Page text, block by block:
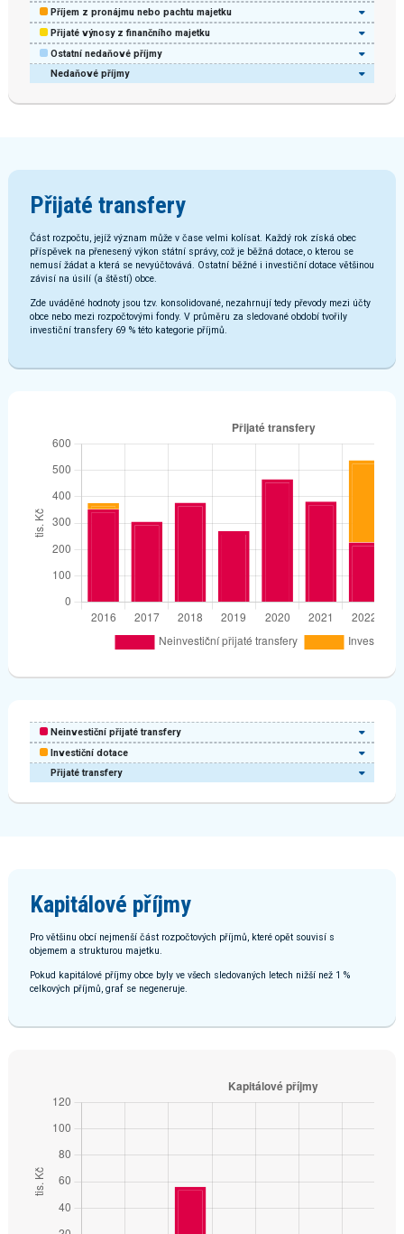
Nedaňové příjmy
Příjem z pronájmu nebo pachtu majetku
Přijaté výnosy z finančního majetku
Ostatní nedaňové příjmy
Přijaté transfery
Část rozpočtu, jejíž význam může v čase velmi kolísat. Každý rok získá obec
příspěvek na přenesený výkon státní správy, což je běžná dotace, o kterou se
nemusí žádat a která se nevyúčtovává. Ostatní běžné i investiční dotace většinou
závisí na úsilí (a štěstí) obce.
Zde uváděné hodnoty jsou tzv. konsolidované, nezahrnují tedy převody mezi účty
obce nebo mezi rozpočtovými fondy. V průměru za sledované období tvořily
investiční transfery 69 % této kategorie příjmů.
Přijaté transfery
Neinvestiční přijaté transfery
Investiční dotace
Kapitálové příjmy
Pro většinu obcí nejmenší část rozpočtových příjmů, které opět souvisí s
objemem a strukturou majetku.
Pokud kapitálové příjmy obce byly ve všech sledovaných letech nižší než 1 %
celkových příjmů, graf se negeneruje.